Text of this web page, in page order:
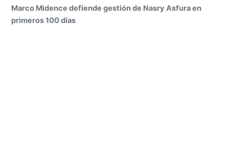
Marco Midence defiende gestión de Nasry Asfura en
primeros 100 días